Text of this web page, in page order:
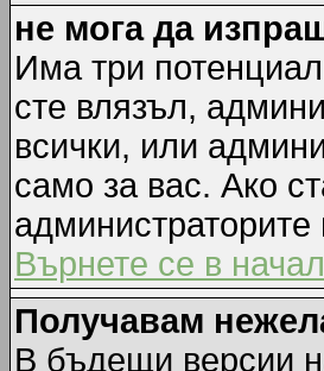
не мога да
Има три
сте влязъл,
всички, или
само за вас. Ако
администраторите
Върнете се в
Получавам
В бъдещи версии